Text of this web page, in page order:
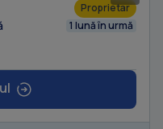
Proprietar
1 lună în urmă